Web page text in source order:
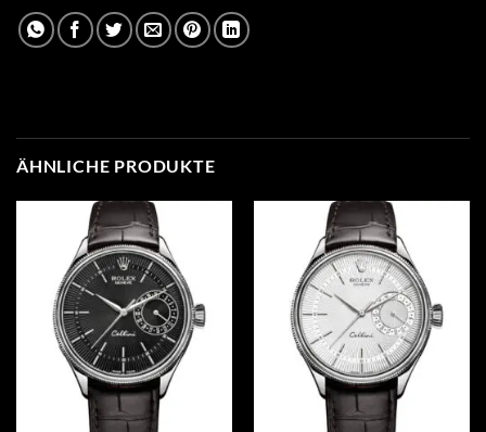
ÄHNLICHE PRODUKTE